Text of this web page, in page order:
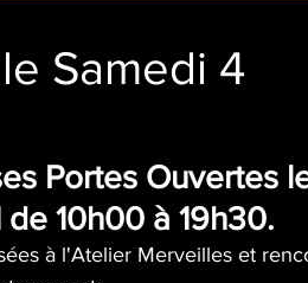
Samedi 4
Portes Ouvertes
10h00 à 19h30.
à l'Atelier Merveilles et